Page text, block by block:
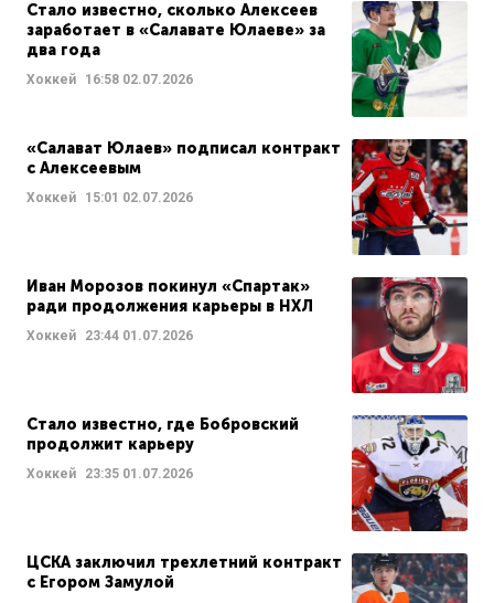
Стало известно, сколько Алексеев
заработает в «Салавате Юлаеве» за
два года
Хоккей 16:58 02.07.2026
«Салават Юлаев» подписал контракт
с Алексеевым
Хоккей 15:01 02.07.2026
Иван Морозов покинул «Спартак»
ради продолжения карьеры в НХЛ
Хоккей 23:44 01.07.2026
Стало известно, где Бобровский
продолжит карьеру
Хоккей 23:35 01.07.2026
ЦСКА заключил трехлетний контракт
с Егором Замулой